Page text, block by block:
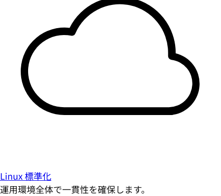
Linux 標準化
運用環境全体で一貫性を確保します。